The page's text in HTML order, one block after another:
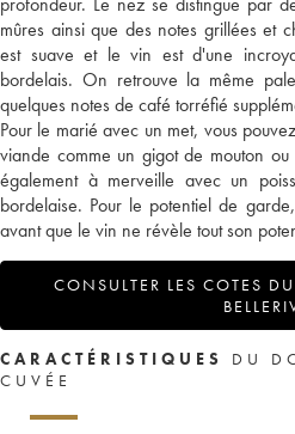
mûres ainsi que des notes grillées et
est suave et le vin est d'une
bordelais. On retrouve la même
quelques notes de café torréfié
Pour le marié avec un met, vous
viande comme un gigot de mouton
également à merveille avec un
bordelaise. Pour le potentiel de
avant que le vin ne révèle tout son
CONSULTER LES COTES
CARACTÉRISTIQUES
DU
CUVÉE